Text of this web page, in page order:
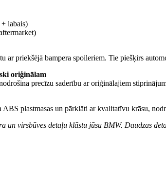
labais)
ar priekšējā bampera spoileriem. Tie piešķirs
oriģinālam
precīzu saderību ar oriģinālajiem
plastmasas un pārklāti ar kvalitatīvu krāsu,
un virsbūves detaļu klāstu jūsu BMW. Daudzas